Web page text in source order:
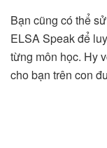
Bạn cũng có thể
ELSA Speak để
từng môn học. Hy
cho bạn trên con